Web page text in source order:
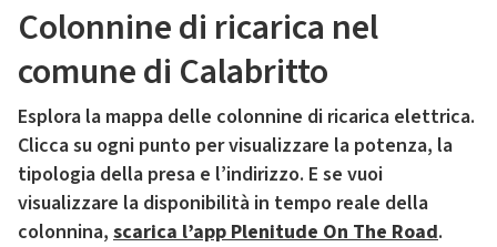
Colonnine di ricarica nel
comune di Calabritto
Esplora la mappa delle colonnine di ricarica elettrica.
Clicca su ogni punto per visualizzare la potenza, la
tipologia della presa e l’indirizzo. E se vuoi
visualizzare la disponibilità in tempo reale della
colonnina, scarica l’app Plenitude On The Road.